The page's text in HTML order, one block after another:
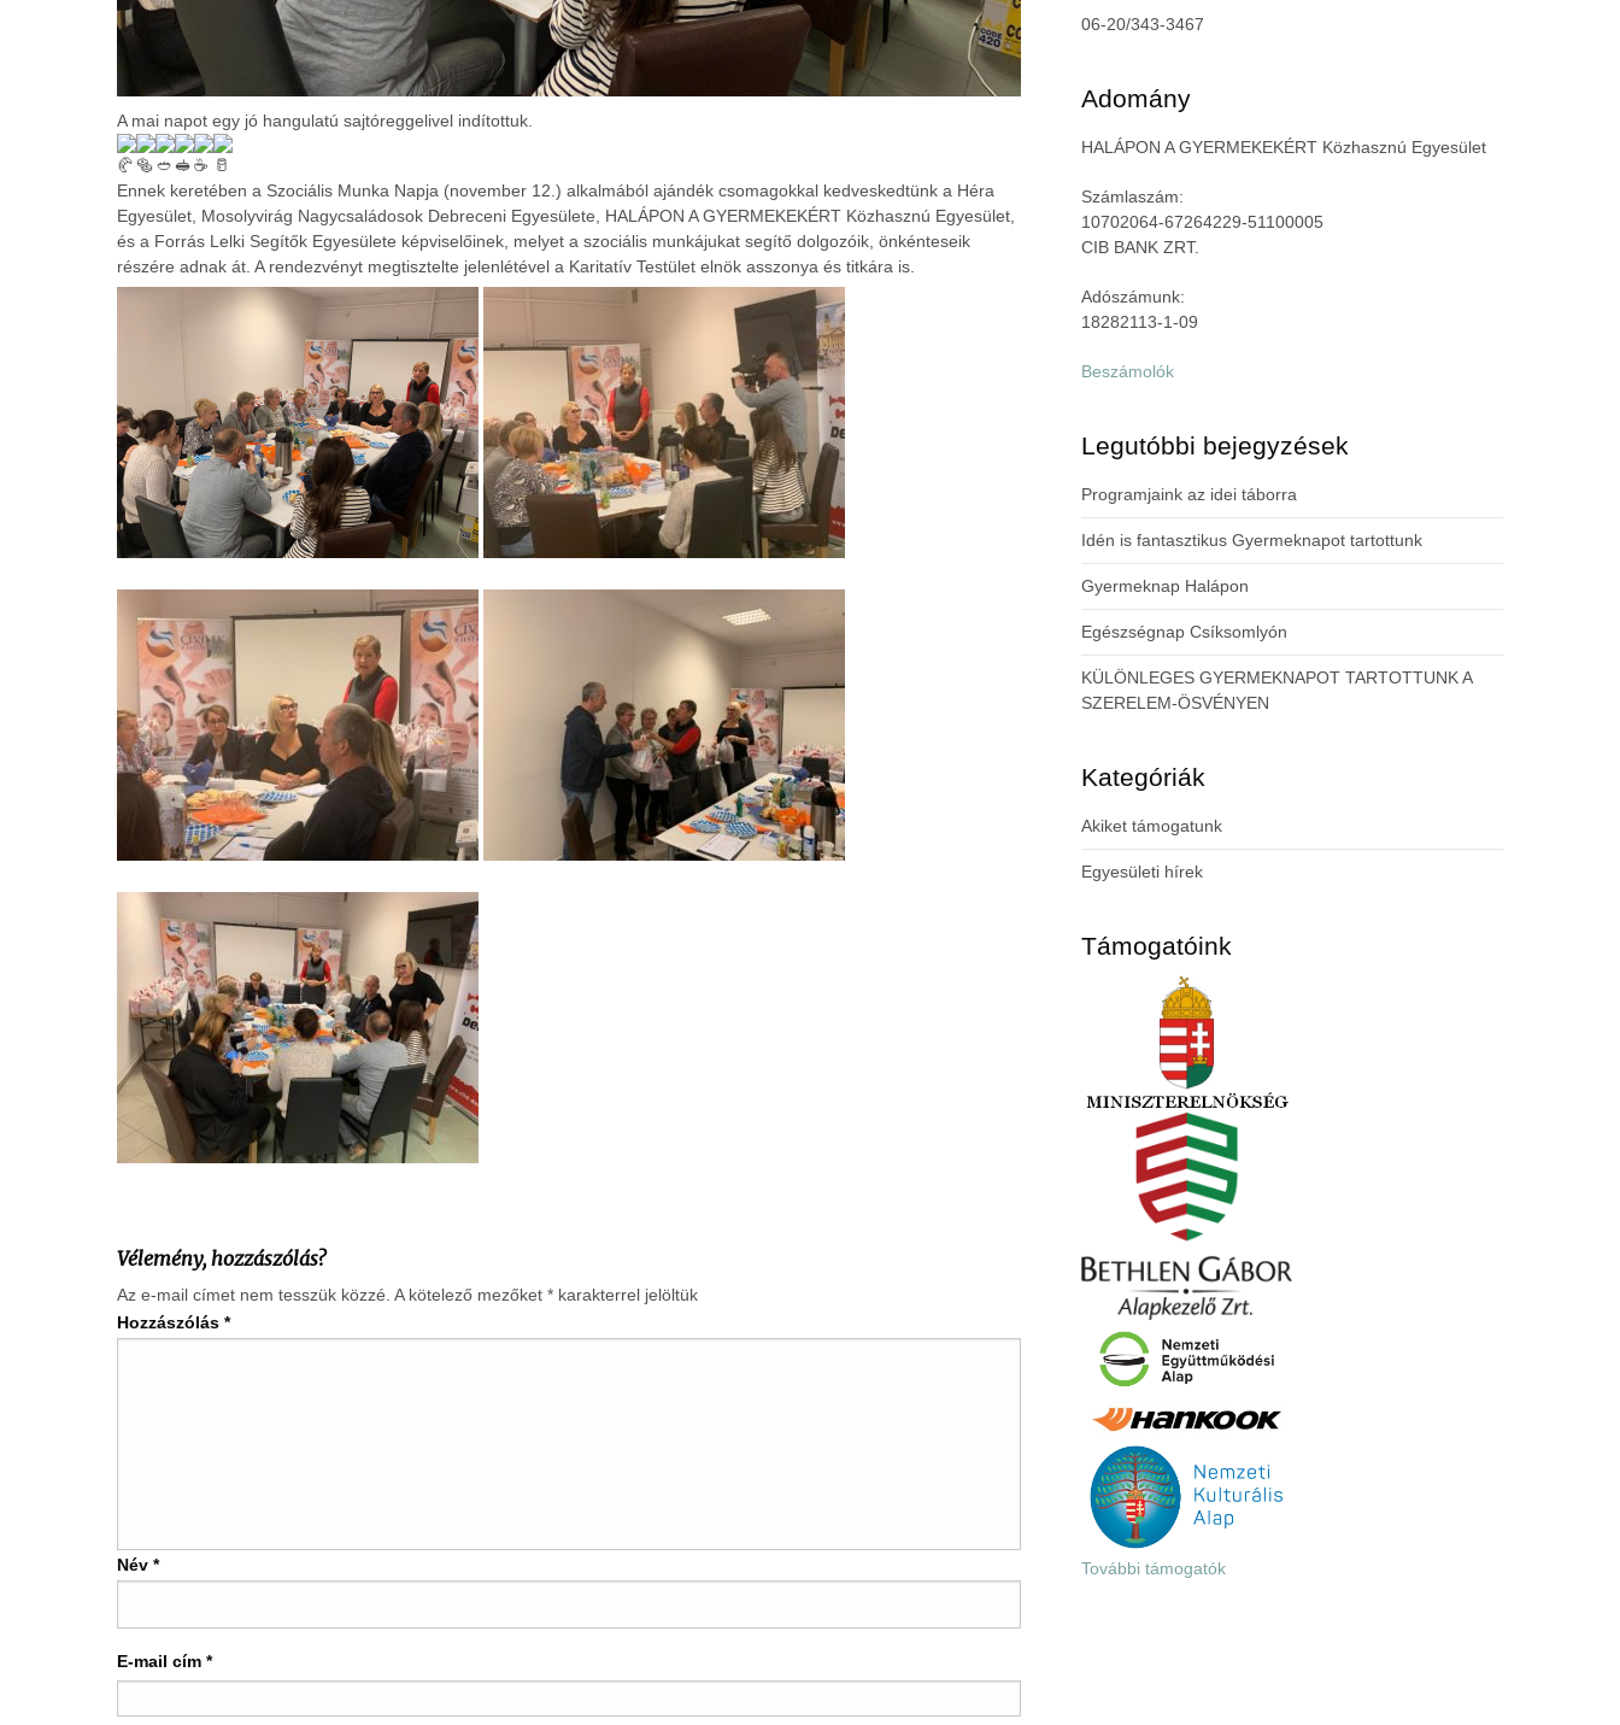
A mai napot egy jó hangulatú sajtóreggelivel indítottuk.
Ennek keretében a Szociális Munka Napja (november 12.) alkalmából ajándék csomagokkal kedveskedtünk a Héra
Egyesület, Mosolyvirág Nagycsaládosok Debreceni Egyesülete, HALÁPON A GYERMEKEKÉRT Közhasznú Egyesület,
és a Forrás Lelki Segítők Egyesülete képviselőinek, melyet a szociális munkájukat segítő dolgozóik, önkénteseik
részére adnak át. A rendezvényt megtisztelte jelenlétével a Karitatív Testület elnök asszonya és titkára is.
Vélemény, hozzászólás?
Az e-mail címet nem tesszük közzé. A kötelező mezőket * karakterrel jelöltük
Hozzászólás *
Név *
E-mail cím *
06-20/343-3467
Adomány
HALÁPON A GYERMEKEKÉRT Közhasznú Egyesület
Számlaszám:
10702064-67264229-51100005
CIB BANK ZRT.
Adószámunk:
18282113-1-09
Beszámolók
Legutóbbi bejegyzések
Programjaink az idei táborra
Idén is fantasztikus Gyermeknapot tartottunk
Gyermeknap Halápon
Egészségnap Csíksomlyón
KÜLÖNLEGES GYERMEKNAPOT TARTOTTUNK A
SZERELEM-ÖSVÉNYEN
Kategóriák
Akiket támogatunk
Egyesületi hírek
Támogatóink
További támogatók